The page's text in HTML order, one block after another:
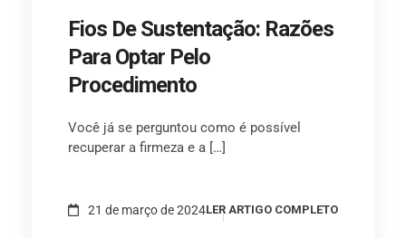
Fios De Sustentação: Razões
Para Optar Pelo
Procedimento
Você já se perguntou como é possível
recuperar a firmeza e a […]
21 de março de 2024LER ARTIGO COMPLETO